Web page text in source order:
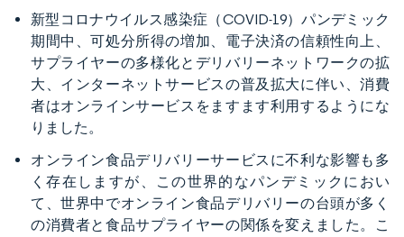
新型コロナウイルス感染症（COVID-19）パンデミック
期間中、可処分所得の増加、電子決済の信頼性向上、
サプライヤーの多様化とデリバリーネットワークの拡
大、インターネットサービスの普及拡大に伴い、消費
者はオンラインサービスをますます利用するようにな
りました。
オンライン食品デリバリーサービスに不利な影響も多
く存在しますが、この世界的なパンデミックにおい
て、世界中でオンライン食品デリバリーの台頭が多く
の消費者と食品サプライヤーの関係を変えました。こ